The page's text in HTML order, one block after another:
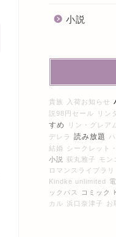
小説
貴族 入荷お知らせ
説98円セール
リン
すめ
リン・グレア
デレラ
読み放題
結婚
シークレット
小説 荻丸雅子 モン
ロマンスライブラリ
Kindke unlimited
ックパス
コミック
カル 浜口奈津子 お